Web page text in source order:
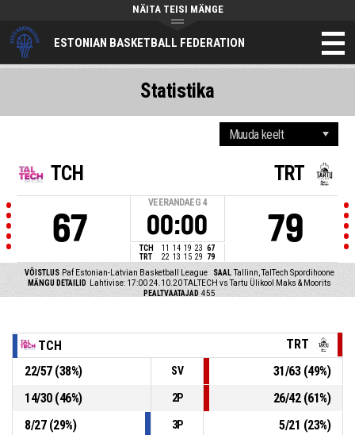
ESTONIAN BASKETBALL FEDERATION
NÄITA TEISI MÄNGE
TCH
67
VEERANDAEG 4
00:00
TCH 11 14 19 23 67
TRT
22 13 15 29 79
TRT
79
VÕISTLUS Paf Estonian-Latvian Basketball League SAAL Tallinn, TalTech Spordihoone
MÄNGU DETAILID
Lahtivise: 17:00 24.10.20TALTECH vs Tartu Ülikool Maks & Moorits
PEALTVAATAJAD 455
Statistika
TCH
TRT
22/57(38%) SV 31/63(49%)
14/30(46%) 2P 26/42(61%)
8/27(29%) 3P 5/21 (23%)